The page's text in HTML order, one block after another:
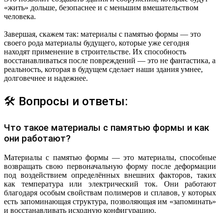
«жить» дольше, безопаснее и с меньшим вмешательством
человека.
Завершая, скажем так: материалы с памятью формы — это
своего рода материалы будущего, которые уже сегодня
находят применение в строительстве. Их способность
восстанавливаться после повреждений — это не фантастика, а
реальность, которая в будущем сделает наши здания умнее,
долговечнее и надежнее.
🛠 Вопросы и ответы:
Что такое материалы с памятью формы и как
они работают?
Материалы с памятью формы — это материалы, способные
возвращать свою первоначальную форму после деформации
под воздействием определённых внешних факторов, таких
как температура или электрический ток. Они работают
благодаря особым свойствам полимеров и сплавов, у которых
есть запоминающая структура, позволяющая им «запоминать»
и восстанавливать исходную конфигурацию.